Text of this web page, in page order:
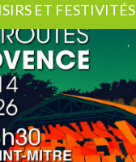
ET FESTIVITÉS